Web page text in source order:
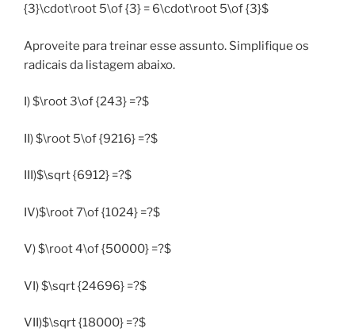
{3}\cdot\root 5\of {3} = 6\cdot\root 5\of {3}$
Aproveite para treinar esse assunto. Simplifique os
radicais da listagem abaixo.
I) $\root 3\of {243} =?$
II) $\root 5\of {9216} =?$
III)$\sqrt {6912} =?$
IV)$\root 7\of {1024} =?$
V) $\root 4\of {50000} =?$
VI) $\sqrt {24696} =?$
VII)$\sqrt {18000} =?$